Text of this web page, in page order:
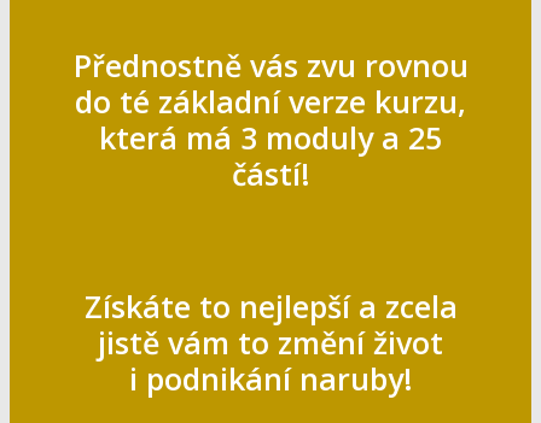
Přednostně vás zvu rovnou
do té základní verze kurzu,
která má 3 moduly a 25
částí!
Získáte to nejlepší a zcela
jistě vám to změní život
i podnikání naruby!